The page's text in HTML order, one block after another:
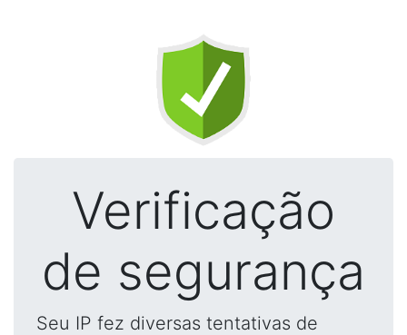
Verificação
de segurança
Seu IP fez diversas tentativas de